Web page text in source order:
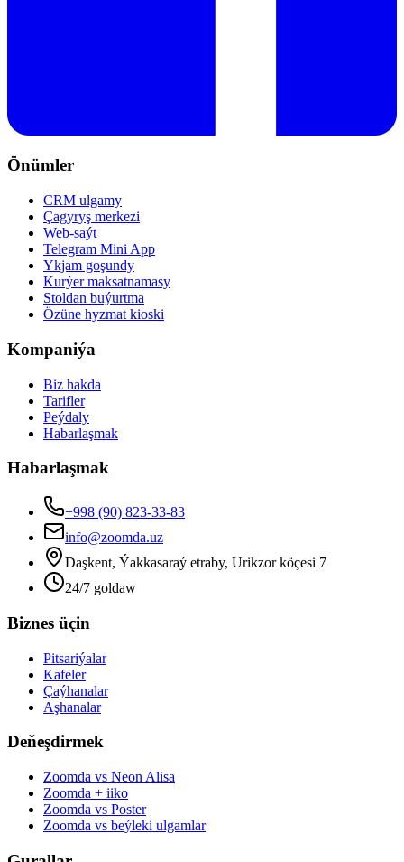
Önümler
CRM ulgamy
Çagyryş merkezi
Web-saýt
Telegram Mini App
Ykjam goşundy
Kurýer maksatnamasy
Stoldan buýurtma
Özüne hyzmat kioski
Kompaniýa
Biz hakda
Tarifler
Peýdaly
Habarlaşmak
Habarlaşmak
+998 (90) 823-33-83
info@zoomda.uz
Daşkent, Ýakkasaraý etraby, Urikzor köçesi 7
24/7 goldaw
Biznes üçin
Pitsariýalar
Kafeler
Çaýhanalar
Aşhanalar
Deňeşdirmek
Zoomda vs Neon Alisa
Zoomda + iiko
Zoomda vs Poster
Zoomda vs beýleki ulgamlar